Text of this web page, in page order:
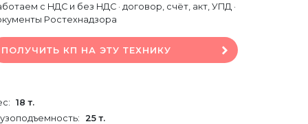
с НДС и без НДС · договор, счёт, акт, УПД ·
Ростехнадзора
ПОЛУЧИТЬ КП НА ЭТУ ТЕХНИКУ
18 т.
25 т.